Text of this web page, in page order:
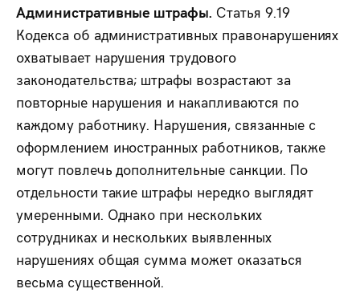
Административные штрафы. Статья 9.19
Кодекса об административных правонарушениях
охватывает нарушения трудового
законодательства; штрафы возрастают за
повторные нарушения и накапливаются по
каждому работнику. Нарушения, связанные с
оформлением иностранных работников, также
могут повлечь дополнительные санкции. По
отдельности такие штрафы нередко выглядят
умеренными. Однако при нескольких
сотрудниках и нескольких выявленных
нарушениях общая сумма может оказаться
весьма существенной.